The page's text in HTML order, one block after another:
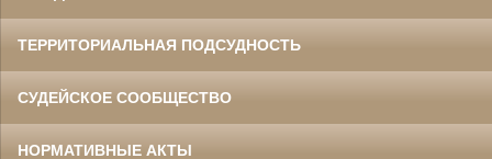
ТЕРРИТОРИАЛЬНАЯ ПОДСУДНОСТЬ
СУДЕЙСКОЕ СООБЩЕСТВО
НОРМАТИВНЫЕ АКТЫ